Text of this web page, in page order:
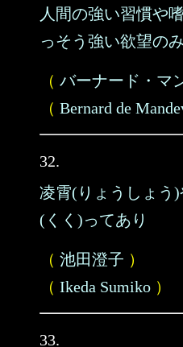
人間の強い習慣や
っそう強い欲望の
（ バーナード・マ
（ Bernard de
32.
凌霄(りょうしょう
(くく)ってあり
（ 池田澄子 ）
（ Ikeda Sumiko ）
33.